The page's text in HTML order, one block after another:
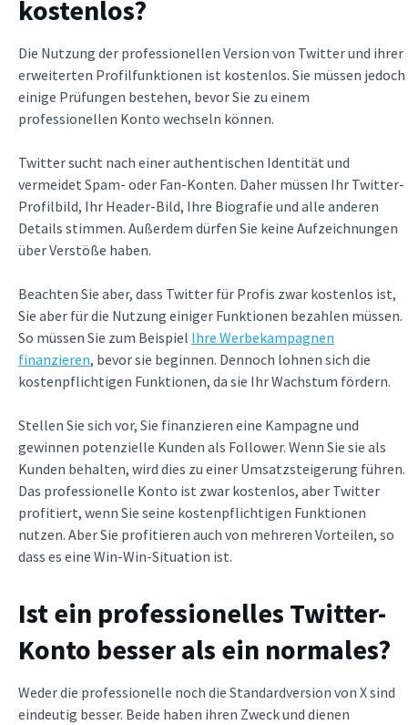
kostenlos?
Die Nutzung der professionellen Version von Twitter und ihrer
erweiterten Profilfunktionen ist kostenlos. Sie müssen jedoch
einige Prüfungen bestehen, bevor Sie zu einem
professionellen Konto wechseln können.
Twitter sucht nach einer authentischen Identität und
vermeidet Spam- oder Fan-Konten. Daher müssen Ihr Twitter-
Profilbild, Ihr Header-Bild, Ihre Biografie und alle anderen
Details stimmen. Außerdem dürfen Sie keine Aufzeichnungen
über Verstöße haben.
Beachten Sie aber, dass Twitter für Profis zwar kostenlos ist,
Sie aber für die Nutzung einiger Funktionen bezahlen müssen.
So müssen Sie zum Beispiel Ihre Werbekampagnen
finanzieren, bevor sie beginnen. Dennoch lohnen sich die
kostenpflichtigen Funktionen, da sie Ihr Wachstum fördern.
Stellen Sie sich vor, Sie finanzieren eine Kampagne und
gewinnen potenzielle Kunden als Follower. Wenn Sie sie als
Kunden behalten, wird dies zu einer Umsatzsteigerung führen.
Das professionelle Konto ist zwar kostenlos, aber Twitter
profitiert, wenn Sie seine kostenpflichtigen Funktionen
nutzen. Aber Sie profitieren auch von mehreren Vorteilen, so
dass es eine Win-Win-Situation ist.
Ist ein professionelles Twitter-
Konto besser als ein normales?
Weder die professionelle noch die Standardversion von X sind
eindeutig besser. Beide haben ihren Zweck und dienen